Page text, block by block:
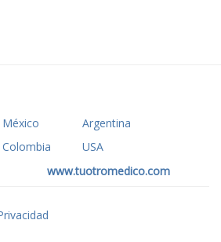
México
Argentina
Colombia
USA
www.tuotromedico.com